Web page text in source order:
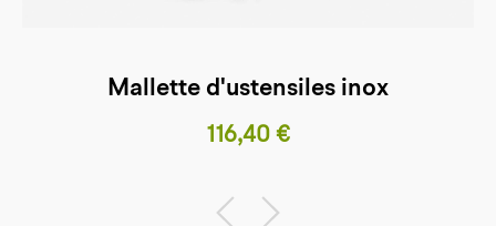
Mallette d'ustensiles inox
Prix
116,40 €